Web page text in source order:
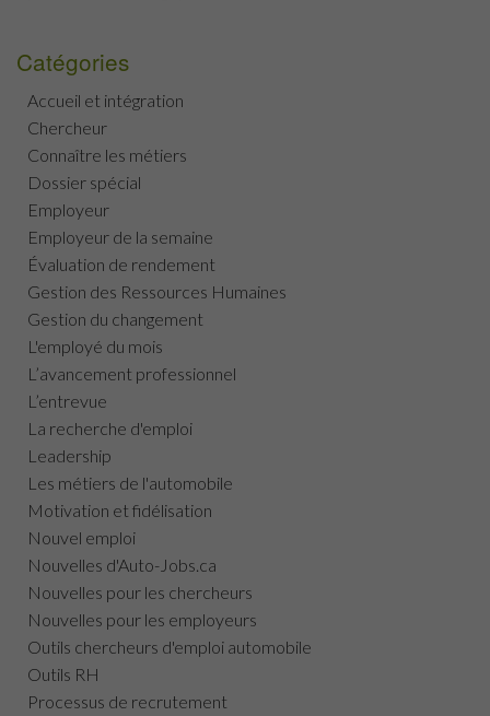
Catégories
Accueil et intégration
Chercheur
Connaître les métiers
Dossier spécial
Employeur
Employeur de la semaine
Évaluation de rendement
Gestion des Ressources Humaines
Gestion du changement
L'employé du mois
L’avancement professionnel
L’entrevue
La recherche d'emploi
Leadership
Les métiers de l'automobile
Motivation et fidélisation
Nouvel emploi
Nouvelles d'Auto-Jobs.ca
Nouvelles pour les chercheurs
Nouvelles pour les employeurs
Outils chercheurs d'emploi automobile
Outils RH
Processus de recrutement